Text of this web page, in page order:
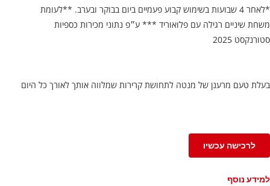
*לאחר 4 שבועות בשימוש קבוע פעמיים ביום בבוקר ובערב. **לעומת
משחת שיניים רגילה עם פלואוריד *** ע״פ נתוני מכירות כספיות
סטורנקסט 2025
בעלת טעם מרענן של מנטה לתחושת קרירות שמלווה אותך לאורך כל היום
לרכישה עכשיו
למידע נוסף